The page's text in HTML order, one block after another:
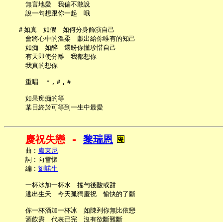
     無言地愛　我偏不敢說
     說一句想跟你一起　哦
   ＃如真　如假　如何分身飾演自己
     會將心中的溫柔　獻出給你唯有的知己
     如痴　如醉　還盼你懂珍惜自己
     有天即使分離　我都想你
     我真的想你
     重唱　＊,＃,＃
     如果痴痴的等
慶祝失戀 - 黎瑞恩
     曲︰
盧東尼
     詞︰向雪懷
     編︰
劉諾生
     一杯冰加一杯水　搖勻後酸或甜
     逃出生天　今天孤獨慶祝　愉快的了斷
     你一杯酒加一杯冰　如陳列你無比依戀
     酒飲盡　代表已完　沒有欲斷難斷